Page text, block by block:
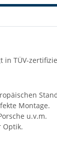
TÜV-
Montage.
u.v.m.
Optik.